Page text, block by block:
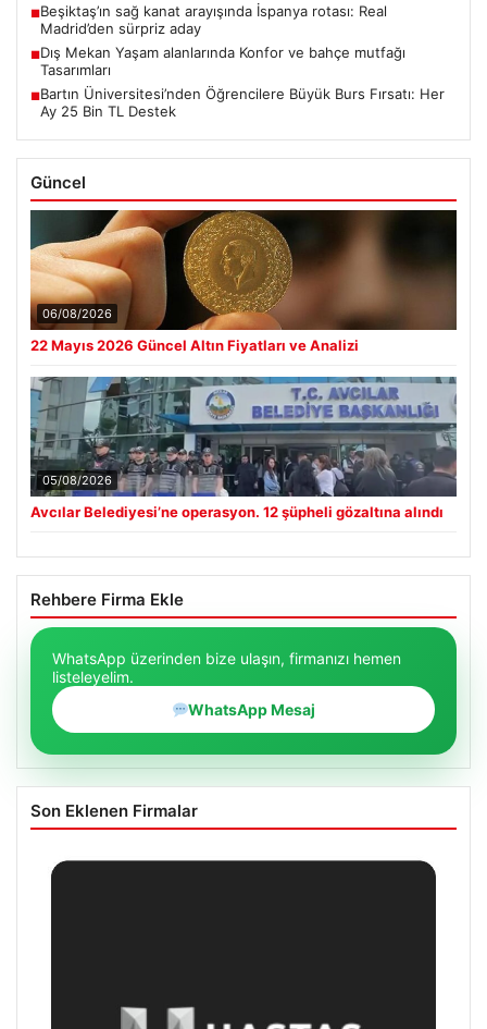
■Beşiktaş’ın sağ kanat arayışında İspanya rotası: Real
Madrid’den sürpriz aday
■Dış Mekan Yaşam alanlarında Konfor ve bahçe mutfağı
Tasarımları
■Bartın Üniversitesi’nden Öğrencilere Büyük Burs Fırsatı: Her
Ay 25 Bin TL Destek
Güncel
06/08/2026
22 Mayıs 2026 Güncel Altın Fiyatları ve Analizi
05/08/2026
Avcılar Belediyesi’ne operasyon. 12 şüpheli gözaltına alındı
Rehbere Firma Ekle
WhatsApp üzerinden bize ulaşın, firmanızı hemen
listeleyelim.
WhatsApp Mesaj
Son Eklenen Firmalar